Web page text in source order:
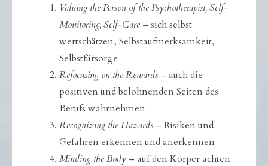
Valuing the Person of the Psychotherapist, Self-
Monitoring, Self-Care– sich selbst
wertschätzen, Selbstaufmerksamkeit,
Selbstfürsorge
Refocusing on the Rewards– auch die
positiven und belohnenden Seiten des
Berufs wahrnehmen
Recognizing the Hazards– Risiken und
Gefahren erkennen und anerkennen
Minding the Body– auf den Körper achten